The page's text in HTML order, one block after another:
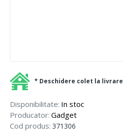
Disponibilitate: In stoc
Producator: Gadget
Cod produs: 371306
* Deschidere colet la livrare